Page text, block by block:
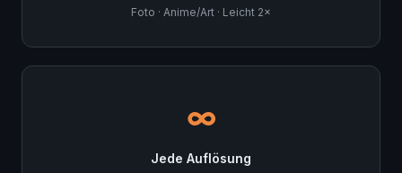
Foto · Anime/Art · Leicht 2×
∞
Jede Auflösung